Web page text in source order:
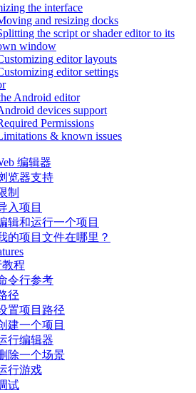
the interface
and resizing docks
the script or shader editor to its
window
editor layouts
editor settings
Android editor
devices support
Permissions
& known issues
编辑器
览器支持
制
入项目
辑和运行一个项目
的项目文件在哪里？
程
令行参考
径
置项目路径
建一个项目
行编辑器
除一个场景
行游戏
试